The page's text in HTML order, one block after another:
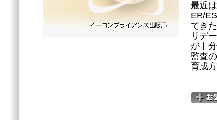
最近
ER/
てき
リデ
が十
監査
育成